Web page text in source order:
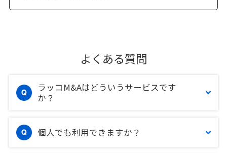
よくある質問
ラッコM&Aはどういうサービスです
か？
個人でも利用できますか？